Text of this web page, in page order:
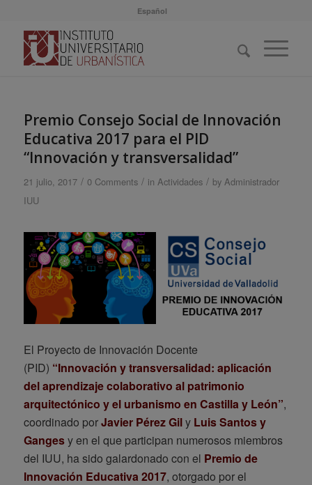
Español
Premio Consejo Social de Innovación
Educativa 2017 para el PID
“Innovación y transversalidad”
21 julio, 2017 / 0 Comments / in Actividades / by Administrador
IUU
El Proyecto de Innovación Docente
(PID) “Innovación y transversalidad: aplicación
del aprendizaje colaborativo al patrimonio
arquitectónico y el urbanismo en Castilla y León”,
coordinado porJavier Pérez Gily Luis Santos y
Gangesy en el que participan numerosos miembros
del IUU, ha sido galardonado con el Premio de
Innovación Educativa 2017, otorgado por el